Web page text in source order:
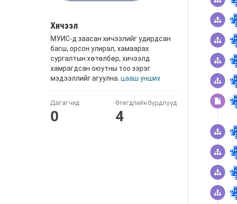
Хичээл
МУИС-д заасан хичээлийг удирдсан
багш, орсон улирал, хамаарах
сургалтын хөтөлбөр, хичээлд
хамрагдсан оюутны тоо зэрэг
мэдээллийг агуулна. цааш унших
Дагагчид
0
Өгөгдлийн бүрдлүүд
4